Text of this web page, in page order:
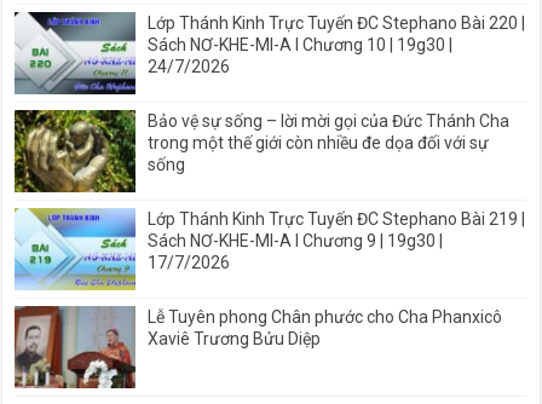
Lớp Thánh Kinh Trực Tuyến ĐC Stephano Bài 220 |
Sách NƠ-KHE-MI-A I Chương 10 | 19g30 |
24/7/2026
Bảo vệ sự sống – lời mời gọi của Đức Thánh Cha
trong một thế giới còn nhiều đe dọa đối với sự
sống
Lớp Thánh Kinh Trực Tuyến ĐC Stephano Bài 219 |
Sách NƠ-KHE-MI-A I Chương 9 | 19g30 |
17/7/2026
Lễ Tuyên phong Chân phước cho Cha Phanxicô
Xaviê Trương Bửu Diệp